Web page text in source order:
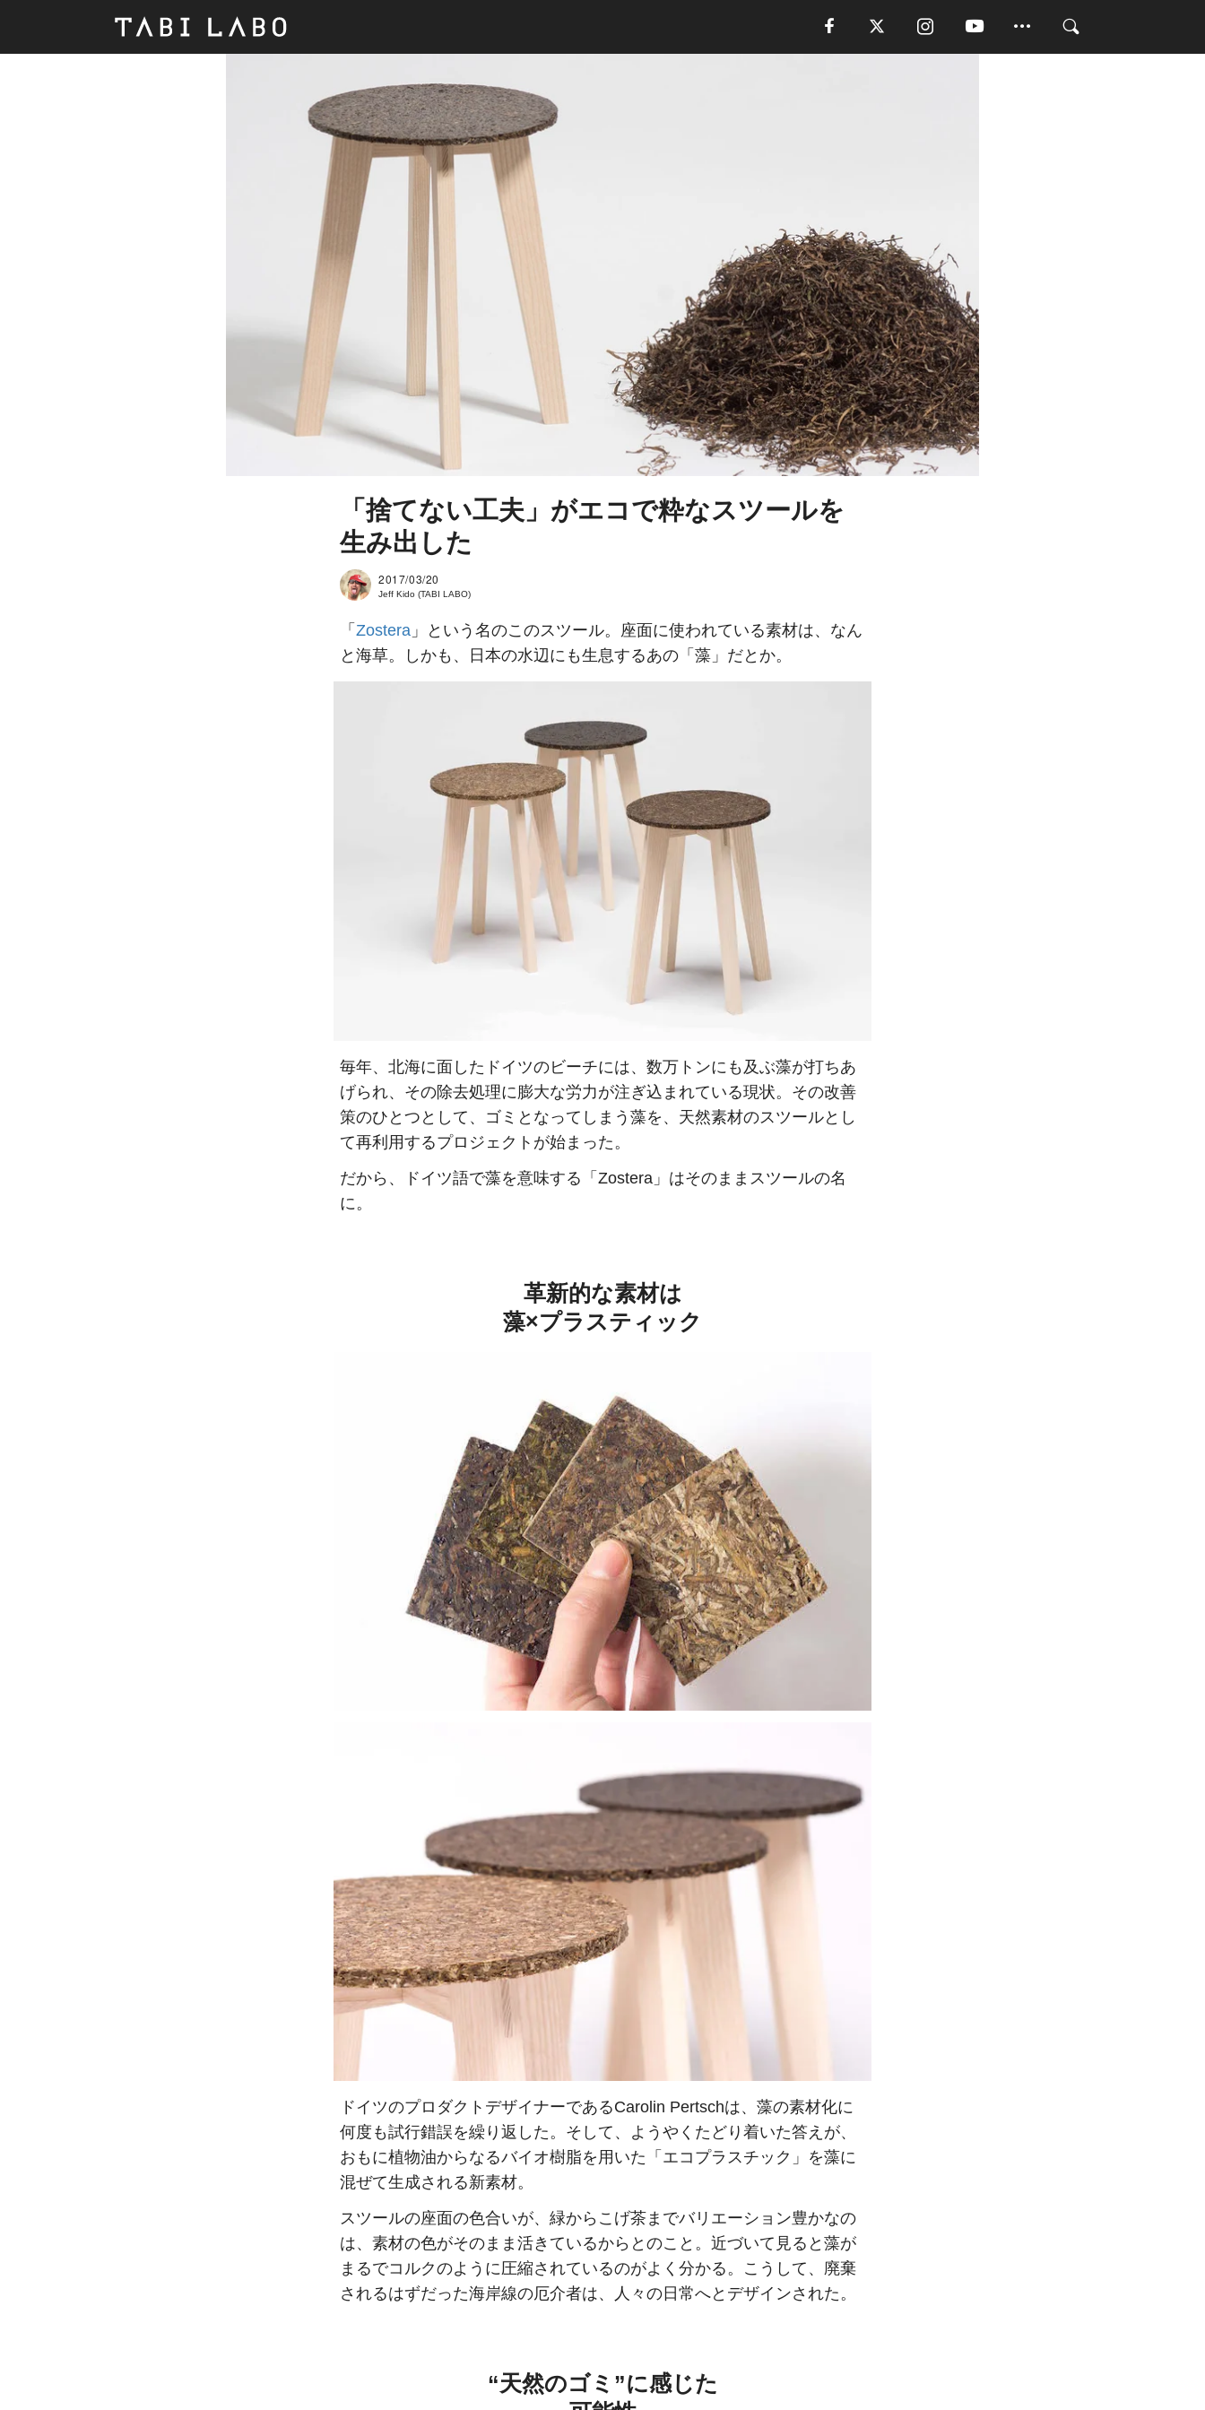
「捨てない工夫」がエコで粋なスツールを
生み出した
2017/03/20
Jeff Kido (TABI LABO)
「 Zostera 」という名のこのスツール。座面に使われている素材は、なん
と海草。しかも、日本の水辺にも生息するあの「藻」だとか。
毎年、北海に面したドイツのビーチには、数万トンにも及ぶ藻が打ちあ
げられ、その除去処理に膨大な労力が注ぎ込まれている現状。その改善
策のひとつとして、ゴミとなってしまう藻を、天然素材のスツールとし
て再利用するプロジェクトが始まった。
だから、ドイツ語で藻を意味する「Zostera」はそのままスツールの名
に。
革新的な素材は
藻×プラスティック
ドイツのプロダクトデザイナーであるCarolin Pertschは、藻の素材化に
何度も試行錯誤を繰り返した。そして、ようやくたどり着いた答えが、
おもに植物油からなるバイオ樹脂を用いた「エコプラスチック」を藻に
混ぜて生成される新素材。
スツールの座面の色合いが、緑からこげ茶までバリエーション豊かなの
は、素材の色がそのまま活きているからとのこと。近づいて見ると藻が
まるでコルクのように圧縮されているのがよく分かる。こうして、廃棄
されるはずだった海岸線の厄介者は、人々の日常へとデザインされた。
“天然のゴミ”に感じた